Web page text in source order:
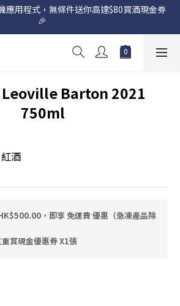
$500 即享免費送貨服務📦
應用程式，無條件送你高達$80買酒現金劵
🎉
滿 $500 即享免費送貨服務📦
Barton 2021
750ml
酒
，即享 免運費 優惠（急凍產品除
賞現金優惠券 X1張